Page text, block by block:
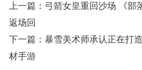
上一篇：弓箭女皇重回沙场 《部
返场回
下一篇：暴雪美术师承认正在打
材手游